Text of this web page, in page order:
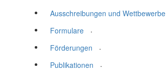
Ausschreibungen und Wettbewerbe
Formulare
.
Förderungen
.
Publikationen
.